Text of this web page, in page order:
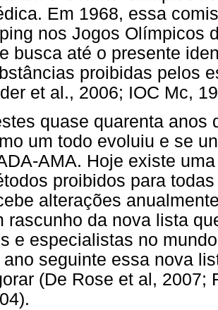
Em 1968, essa
nos Jogos Olímpicos
busca até o presente
proibidas pelos
et al., 2006; IOC Mc,
quase quarenta anos
um todo evoluiu e se
AMA. Hoje existe
proibidos para
alterações
rascunho da nova lista
e especialistas no
ano seguinte essa nova
(De Rose et al, 2007;